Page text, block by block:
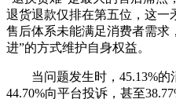
退货退款仅排在第五位，这一
售后体系未能满足消费者需求
进”的方式维护自身权益。
当问题发生时，45.13%的
44.70%向平台投诉，甚至